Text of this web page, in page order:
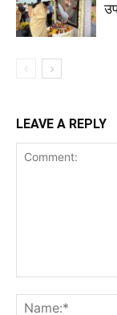
LEAVE A REPLY